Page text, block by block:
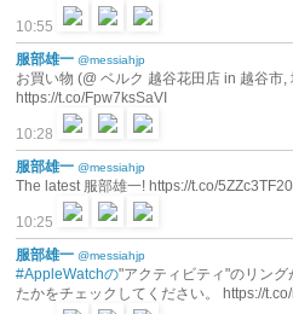
10:55
服部雄一 @messiahjp
お買い物 (@ ベルク 越谷花田店 in 越谷市,
https://t.co/Fpw7ksSaVI
10:28
服部雄一 @messiahjp
The latest 服部雄一! https://t.co/
10:25
服部雄一 @messiahjp
#AppleWatchの"アクティビティ"のリン
たかをチェックしてください。 https://